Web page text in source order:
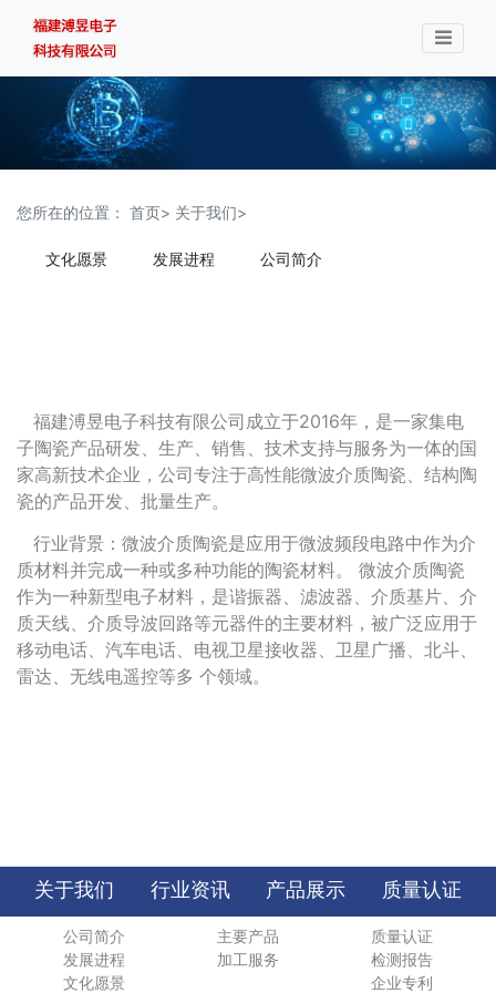
您所在的位置： 首页> 关于我们>
文化愿景 发展进程 公司简介
福建溥昱电子科技有限公司成立于2016年，是一家集电
子陶瓷产品研发、生产、销售、技术支持与服务为一体的国
家高新技术企业，公司专注于高性能微波介质陶瓷、结构陶
瓷的产品开发、批量生产。
行业背景：微波介质陶瓷是应用于微波频段电路中作为介
质材料并完成一种或多种功能的陶瓷材料。 微波介质陶瓷
作为一种新型电子材料，是谐振器、滤波器、介质基片、介
质天线、介质导波回路等元器件的主要材料，被广泛应用于
移动电话、汽车电话、电视卫星接收器、卫星广播、北斗、
雷达、无线电遥控等多 个领域。
关于我们 行业资讯 产品展示 质量认证
公司简介
发展进程
文化愿景
主要产品
加工服务
质量认证
检测报告
企业专利